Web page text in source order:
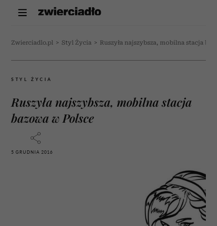
Zwierciadlo.pl > Styl Życia > Ruszyła najszybsza, mobilna stacja
STYL ŻYCIA
Ruszyła najszybsza, mobilna stacja
bazowa w Polsce
5 GRUDNIA 2016